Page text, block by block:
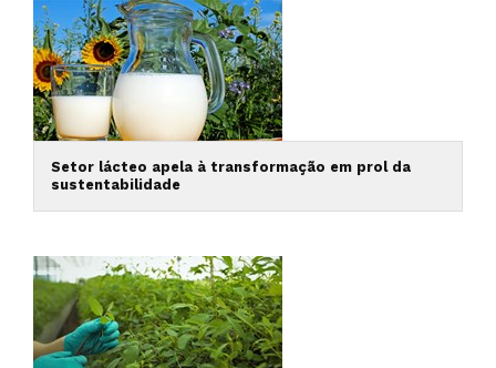
Setor lácteo apela à transformação em prol da
sustentabilidade